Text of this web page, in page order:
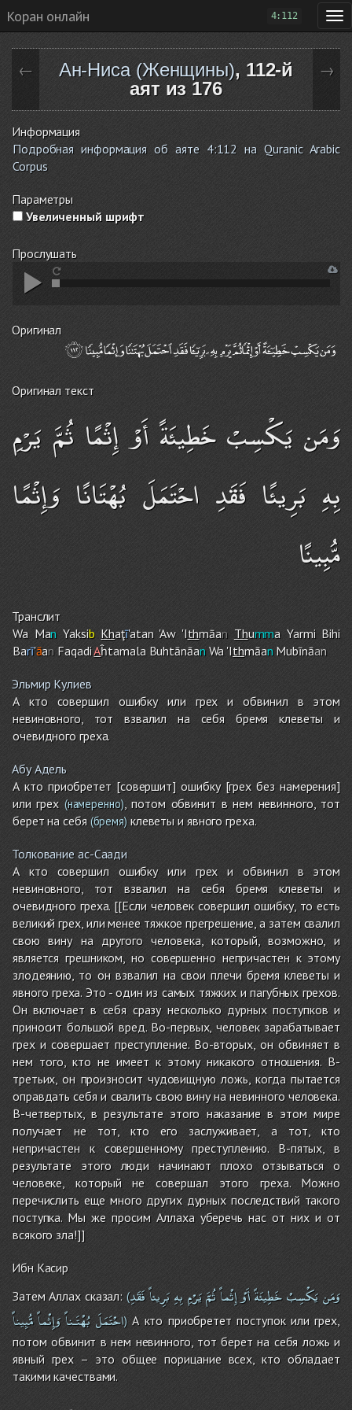
Коран онлайн 4:112
← Ан-Ниса (Женщины), 112-й
аят из 176
→
Информация
Подробная информация об аяте 4:112 на Quranic Arabic
Corpus
Параметры
Увеличенный шрифт
Прослушать
Оригинал
Оригинал текст
وَمَن يَكْسِبْ خَطِيئَةً أَوْ إِثْمًا ثُمَّ يَرْمِ
بِهِ بَرِيئًا فَقَدِ احْتَمَلَ بُهْتَانًا وَإِثْمًا
مُّبِينًا
Транслит
Wa Man Yaksib Khaţī'atan 'Aw 'Ithmāan Thumma Yarmi Bihi
Barī'āan FaqadiAĥtamala BuhtānāanWa 'IthmāanMubīnāan
Эльмир Кулиев
А кто совершил ошибку или грех и обвинил в этом
невиновного, тот взвалил на себя бремя клеветы и
очевидного греха.
Абу Адель
А кто приобретет [совершит] ошибку [грех без намерения]
или грех (намеренно), потом обвинит в нем невинного, тот
берет на себя(бремя)клеветы и явного греха.
Толкование ас-Саади
А кто совершил ошибку или грех и обвинил в этом
невиновного, тот взвалил на себя бремя клеветы и
очевидного греха. [[Если человек совершил ошибку, то есть
великий грех, или менее тяжкое прегрешение, а затем свалил
свою вину на другого человека, который, возможно, и
является грешником, но совершенно непричастен к этому
злодеянию, то он взвалил на свои плечи бремя клеветы и
явного греха. Это - один из самых тяжких и пагубных грехов.
Он включает в себя сразу несколько дурных поступков и
приносит большой вред. Во-первых, человек зарабатывает
грех и совершает преступление. Во-вторых, он обвиняет в
нем того, кто не имеет к этому никакого отношения. В-
третьих, он произносит чудовищную ложь, когда пытается
оправдать себя и свалить свою вину на невинного человека.
В-четвертых, в результате этого наказание в этом мире
получает не тот, кто его заслуживает, а тот, кто
непричастен к совершенному преступлению. В-пятых, в
результате этого люди начинают плохо отзываться о
человеке, который не совершал этого греха. Можно
перечислить еще много других дурных последствий такого
поступка. Мы же просим Аллаха уберечь нас от них и от
всякого зла!]]
Ибн Касир
Затем Аллах сказал: ( وَمَنيَكْسِبْخَطِيئَةًأَوْإِثْماًثُمَّيَرْمِبِهِبَرِيئاًفَقَدِ
احْتَمَلَ بُهْتَـناًوَإِثْماًمُّبِيناً )А кто приобретет поступок или грех,
потом обвинит в нем невинного, тот берет на себя ложь и
явный грех – это общее порицание всех, кто обладает
такими качествами.